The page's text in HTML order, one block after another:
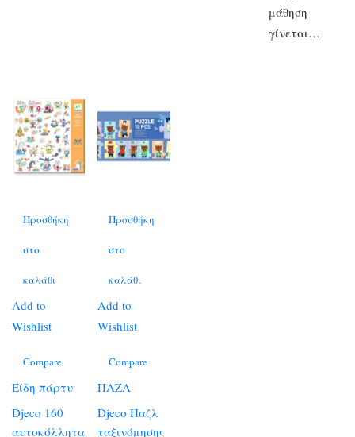
μάθηση
γίνεται…
Προσθήκη
στο
καλάθι
Add to
Wishlist
Compare
Είδη πάρτυ
Djeco 160
αυτοκόλλητα
Προσθήκη
στο
καλάθι
Add to
Wishlist
Compare
ΠΑΖΛ
Djeco Παζλ
ταξινόμησης